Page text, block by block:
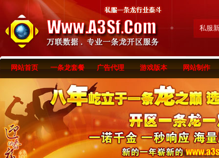
私服
网站首页 一条龙套餐 广告代理 游戏版本 网站制作